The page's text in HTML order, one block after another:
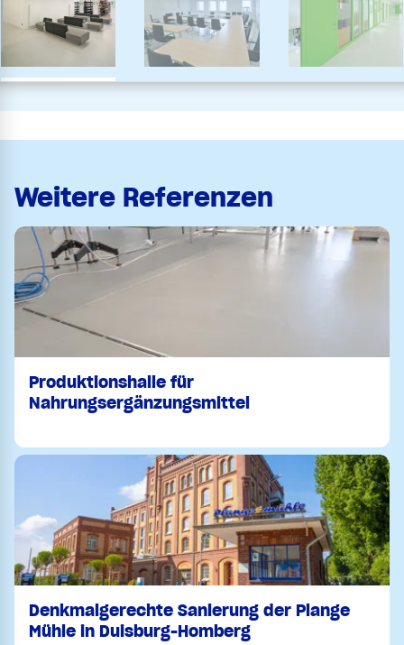
Weitere Referenzen
Produktionshalle für
Nahrungsergänzungsmittel
Denkmalgerechte Sanierung der Plange
Mühle in Duisburg-Homberg